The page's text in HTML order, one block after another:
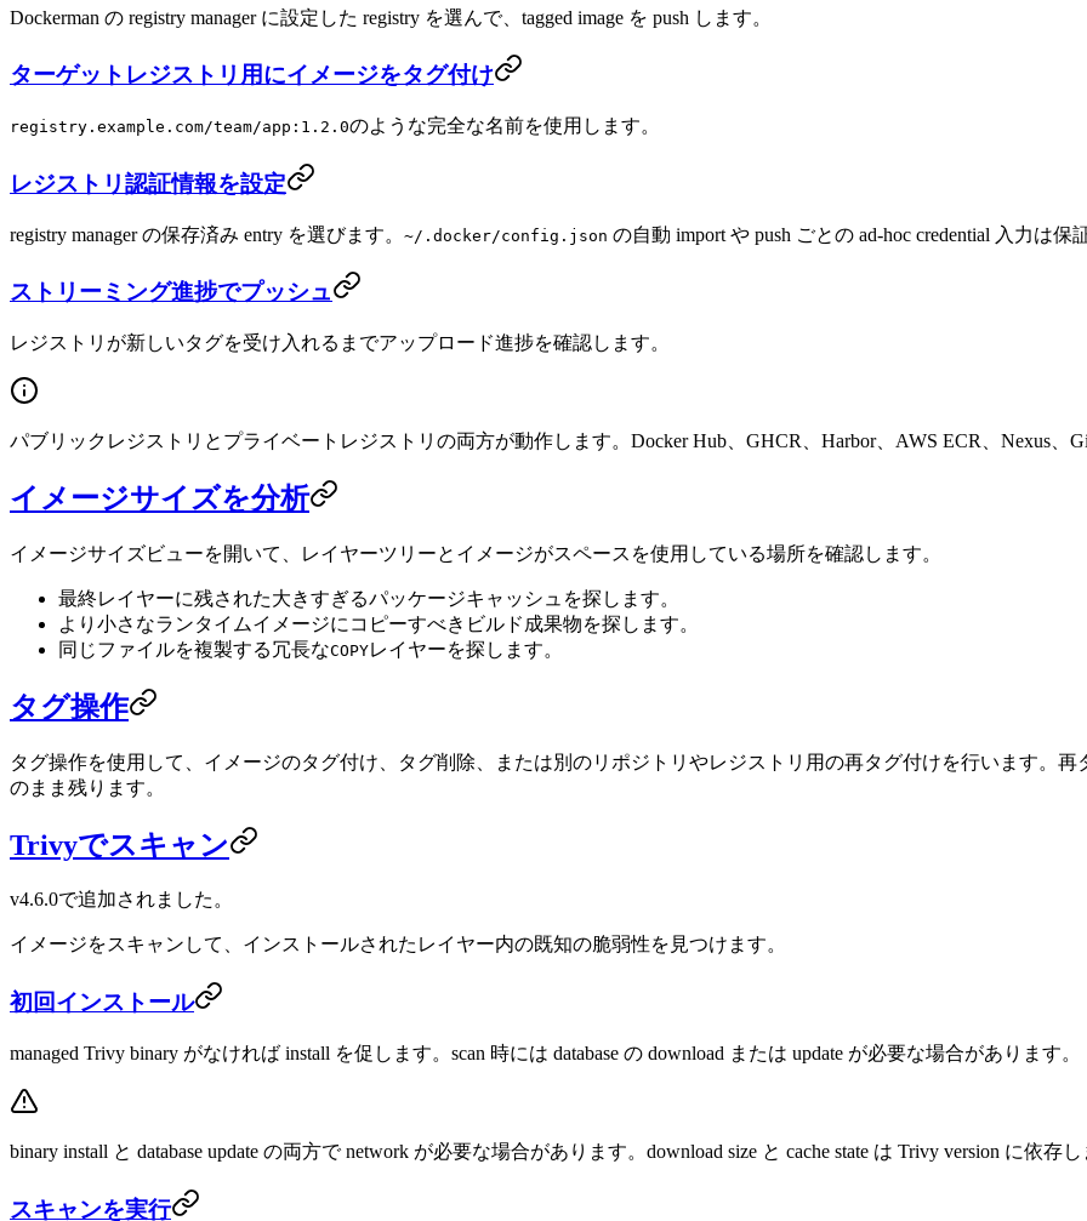
Dockerman の registry manager に設定した registry を選んで、tagged image を push します。
ターゲットレジストリ用にイメージをタグ付け
registry.example.com/team/app:1.2.0のような完全な名前を使用します。
レジストリ認証情報を設定
registry manager の保存済み entry を選びます。 ~/.docker/config.json の自動 import や push ごとの ad-hoc credential 入力は保
ストリーミング進捗でプッシュ
レジストリが新しいタグを受け入れるまでアップロード進捗を確認します。
パブリックレジストリとプライベートレジストリの両方が動作します。Docker Hub、GHCR、Harbor、AWS ECR、Nexus、
イメージサイズを分析
イメージサイズビューを開いて、レイヤーツリーとイメージがスペースを使用している場所を確認します。
最終レイヤーに残された大きすぎるパッケージキャッシュを探します。
より小さなランタイムイメージにコピーすべきビルド成果物を探します。
同じファイルを複製する冗長なCOPYレイヤーを探します。
タグ操作
タグ操作を使用して、イメージのタグ付け、タグ削除、または別のリポジトリやレジストリ用の再タグ付けを行います。
のまま残ります。
Trivyでスキャン
v4.6.0で追加されました。
イメージをスキャンして、インストールされたレイヤー内の既知の脆弱性を見つけます。
初回インストール
managed Trivy binary がなければ install を促します。scan 時には database の download または update が必要な場合があります。
binary install と database update の両方で network が必要な場合があります。download size と cache state は Trivy version に依存し
スキャンを実行